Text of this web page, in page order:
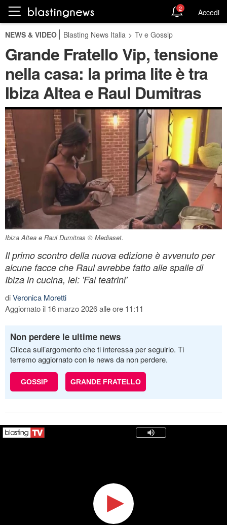
2 Accedi
NEWS & VIDEO Blasting News Italia > Tv e Gossip
Grande Fratello Vip, tensione
nella casa: la prima lite è tra
Ibiza Altea e Raul Dumitras
Ibiza Altea e Raul Dumitras © Mediaset.
Il primo scontro della nuova edizione è avvenuto per
alcune facce che Raul avrebbe fatto alle spalle di
Ibiza in cucina, lei: 'Fai teatrini'
diVeronica Moretti
Aggiornato il 16 marzo 2026 alle ore 11:11
Non perdere le ultime news
Clicca sull’argomento che ti interessa per seguirlo. Ti
terremo aggiornato con le news da non perdere.
GOSSIP GRANDE FRATELLO